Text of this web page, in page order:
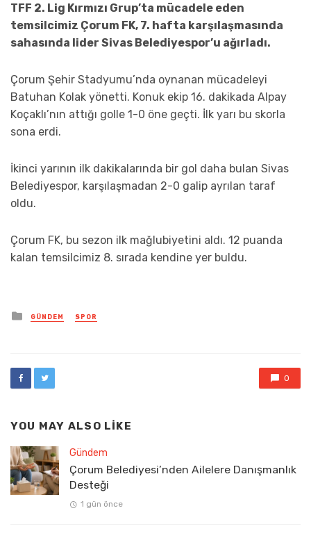
TFF 2. Lig Kırmızı Grup’ta mücadele eden
temsilcimiz Çorum FK, 7. hafta karşılaşmasında
sahasında lider Sivas Belediyespor’u ağırladı.
Çorum Şehir Stadyumu’nda oynanan mücadeleyi
Batuhan Kolak yönetti. Konuk ekip 16. dakikada Alpay
Koçaklı’nın attığı golle 1-0 öne geçti. İlk yarı bu skorla
sona erdi.
İkinci yarının ilk dakikalarında bir gol daha bulan Sivas
Belediyespor, karşılaşmadan 2-0 galip ayrılan taraf
oldu.
Çorum FK, bu sezon ilk mağlubiyetini aldı. 12 puanda
kalan temsilcimiz 8. sırada kendine yer buldu.
Posted
in
GÜNDEM SPOR
0
YOU MAY ALSO LIKE
Gündem
Çorum Belediyesi’nden Ailelere Danışmanlık
Desteği
1 gün önce